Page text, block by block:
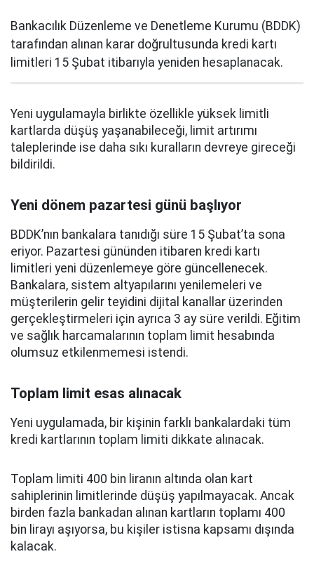
Bankacılık Düzenleme ve Denetleme Kurumu (BDDK)
tarafından alınan karar doğrultusunda kredi kartı
limitleri 15 Şubat itibarıyla yeniden hesaplanacak.
Yeni uygulamayla birlikte özellikle yüksek limitli
kartlarda düşüş yaşanabileceği, limit artırımı
taleplerinde ise daha sıkı kuralların devreye gireceği
bildirildi.
Yeni dönem pazartesi günü başlıyor
BDDK’nın bankalara tanıdığı süre 15 Şubat’ta sona
eriyor. Pazartesi gününden itibaren kredi kartı
limitleri yeni düzenlemeye göre güncellenecek.
Bankalara, sistem altyapılarını yenilemeleri ve
müşterilerin gelir teyidini dijital kanallar üzerinden
gerçekleştirmeleri için ayrıca 3 ay süre verildi. Eğitim
ve sağlık harcamalarının toplam limit hesabında
olumsuz etkilenmemesi istendi.
Toplam limit esas alınacak
Yeni uygulamada, bir kişinin farklı bankalardaki tüm
kredi kartlarının toplam limiti dikkate alınacak.
Toplam limiti 400 bin liranın altında olan kart
sahiplerinin limitlerinde düşüş yapılmayacak. Ancak
birden fazla bankadan alınan kartların toplamı 400
bin lirayı aşıyorsa, bu kişiler istisna kapsamı dışında
kalacak.